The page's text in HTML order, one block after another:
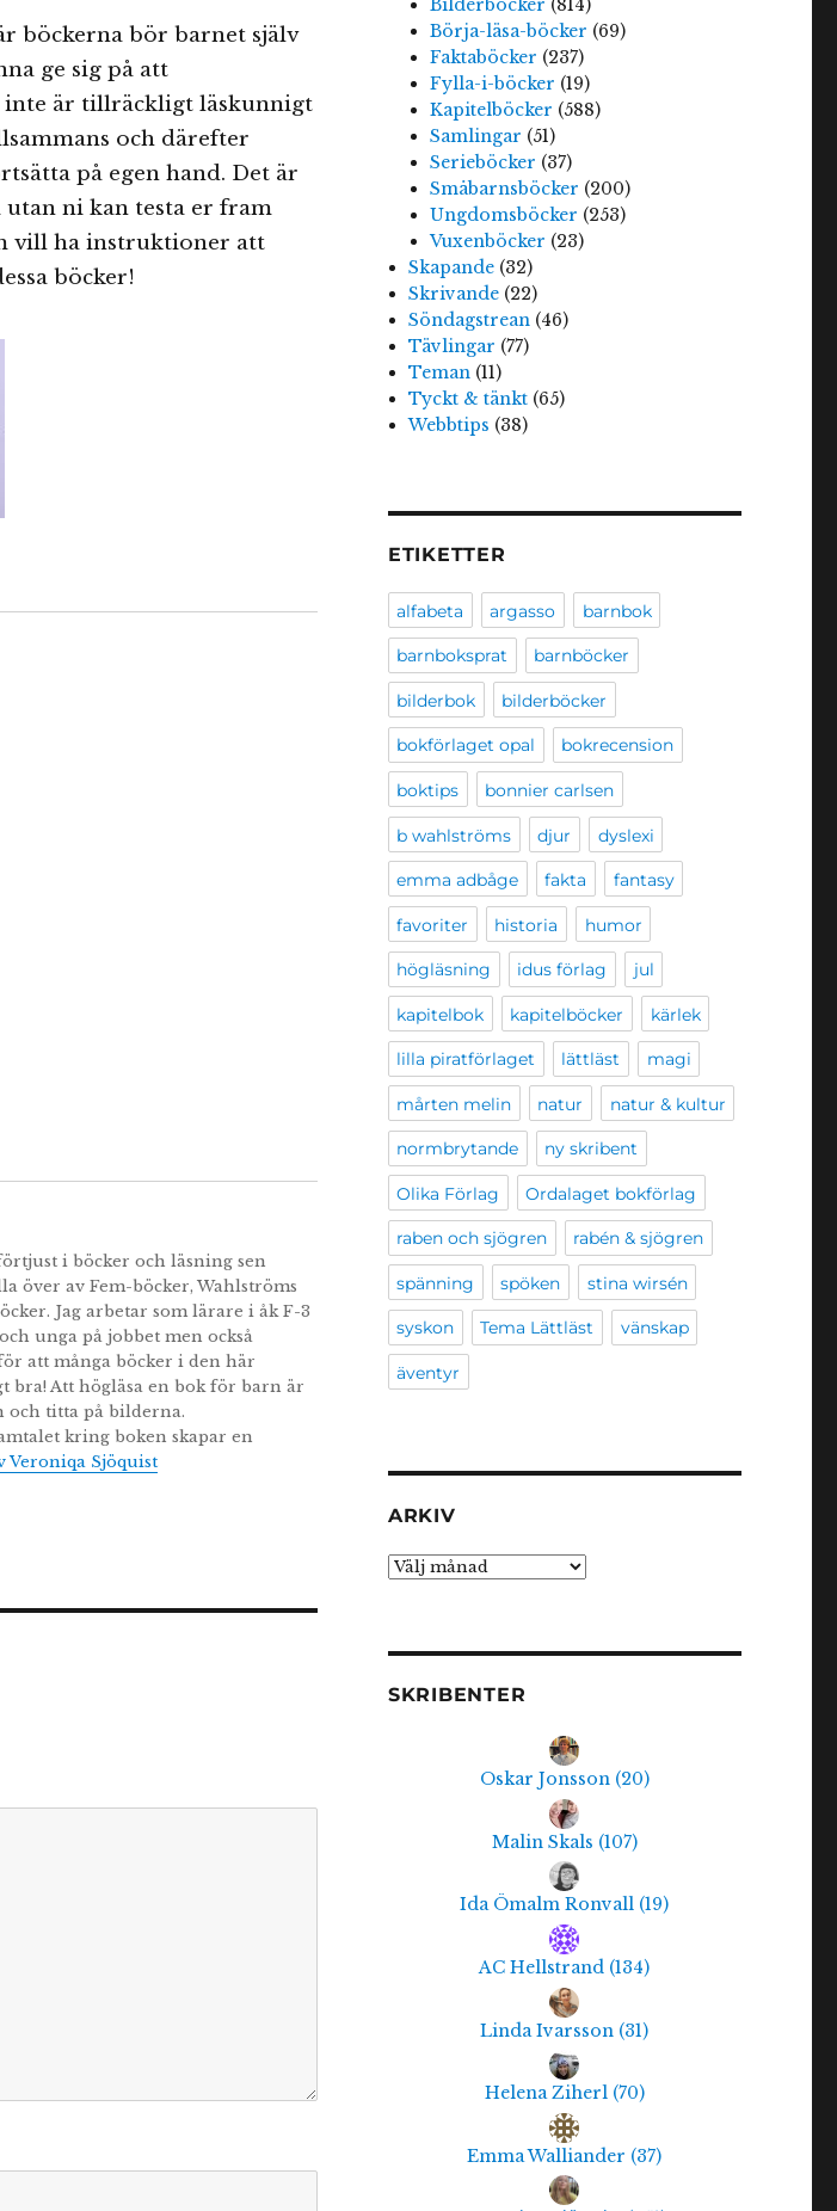
böckerna bör barnet själv
ge sig på att
inte är tillräckligt läskunnigt
och därefter
på egen hand. Det är
utan ni kan testa er fram
vill ha instruktioner att
böcker!
i böcker och läsning sen
över av Fem-böcker, Wahlströms
Jag arbetar som lärare i åk F-3
unga på jobbet men också
att många böcker i den här
bra! Att högläsa en bok för barn är
och titta på bilderna.
kring boken skapar en
Veroniqa Sjöquist
Bilderböcker (814)
Börja-läsa-böcker (69)
Faktaböcker (237)
Fylla-i-böcker (19)
Kapitelböcker (588)
Samlingar (51)
Serieböcker (37)
Småbarnsböcker (200)
Ungdomsböcker (253)
Vuxenböcker (23)
Skapande (32)
Skrivande (22)
Söndagstrean (46)
Tävlingar (77)
Teman (11)
Tyckt & tänkt (65)
Webbtips (38)
ETIKETTER
alfabeta argasso barnbok
barnboksprat barnböcker
bilderbok bilderböcker
bokförlaget opal bokrecension
boktips bonnier carlsen
b wahlströms djur dyslexi
emma adbåge fakta fantasy
favoriter historia humor
högläsning idus förlag jul
kapitelbok kapitelböcker kärlek
lilla piratförlaget lättläst magi
mårten melin natur natur & kultur
normbrytande ny skribent
Olika Förlag Ordalaget bokförlag
raben och sjögren rabén & sjögren
spänning spöken stina wirsén
syskon Tema Lättläst vänskap
äventyr
ARKIV
Arkiv
SKRIBENTER
Oskar Jonsson (20)
Malin Skals (107)
Ida Ömalm Ronvall (19)
AC Hellstrand (134)
Linda Ivarsson (31)
Helena Ziherl (70)
Emma Walliander (37)